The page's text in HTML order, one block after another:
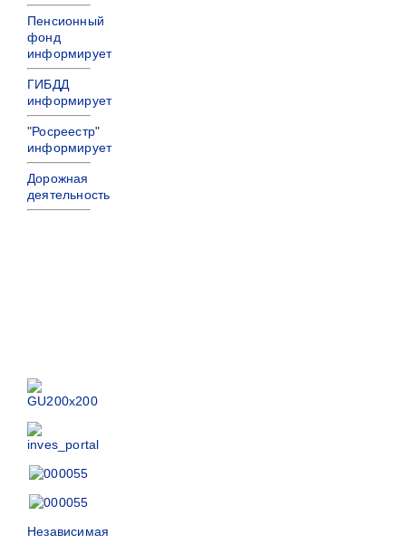
Пенсионный
фонд
информирует
ГИБДД
информирует
"Росреестр"
информирует
Дорожная
деятельность
Независимая